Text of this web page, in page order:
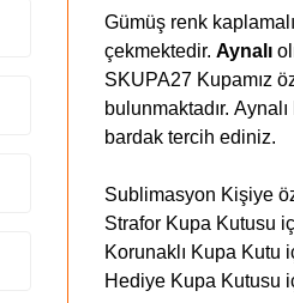
Gümüş renk
çekmektedir.Aynalı
SKUPA27 Kupamız
bulunmaktadır.
bardak tercih ediniz.
Sublimasyon Kişiye
Strafor Kupa Kutusu
Korunaklı Kupa Kutu
Hediye Kupa Kutusu